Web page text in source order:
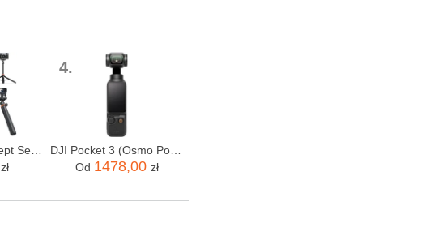
zł
4.
DJI Pocket 3 (Osmo Pocket 3)
Od 1478,00 zł